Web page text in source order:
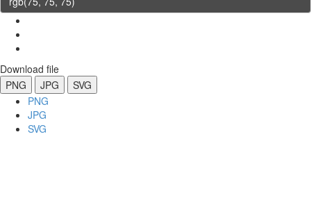
Download file
PNG
JPG
SVG
PNG
JPG
SVG